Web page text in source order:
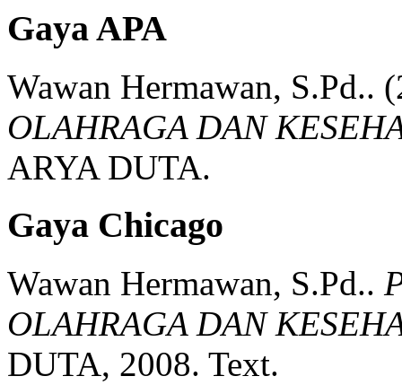
Gaya APA
Wawan Hermawan, S.Pd..
OLAHRAGA DAN
ARYA DUTA.
Gaya Chicago
Wawan Hermawan, S.Pd..
OLAHRAGA DAN
DUTA, 2008. Text.